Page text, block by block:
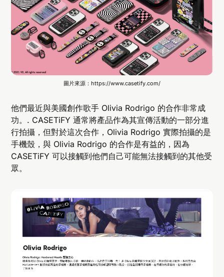
圖片來源：https://www.casetify.com/
他們最近與美國創作歌手 Olivia Rodrigo 的合作非常成
功。. CASETiFY 通常將產品作為其宣傳活動的一部分進
行拍攝，但對於這次合作，Olivia Rodrigo 實際拍攝的是
手機殼，與 Olivia Rodrigo 的合作是有益的，因為
CASETiFY 可以接觸到他們自己可能無法接觸到的其他受
眾。